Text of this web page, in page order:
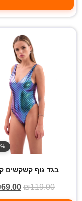
בגד גוף קשקשים
₪119.00
69.00